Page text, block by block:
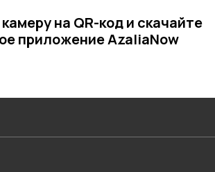
на QR-код и скачайте
приложение AzaliaNow